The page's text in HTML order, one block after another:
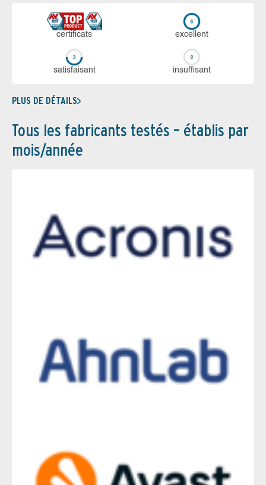
certi­ficats ex­cellent
sa­tis­fai­sant in­suf­fi­sant
PLUS DE DÉTAILS
Tous les fabricants testés – établis par
mois/année